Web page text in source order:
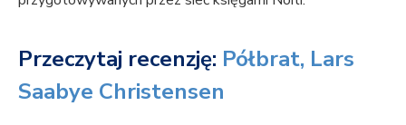
Przeczytaj recenzję: Półbrat, Lars
Saabye Christensen